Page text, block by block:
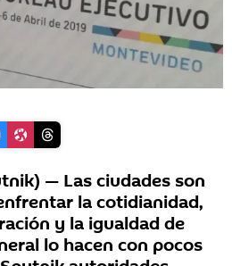
— Las ciudades son
la cotidianidad,
y la igualdad de
lo hacen con pocos